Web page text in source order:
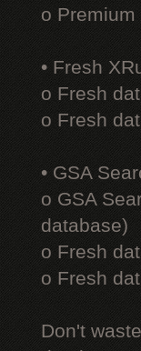
o
• Fresh
o Fresh
o Fresh
• GSA
o GSA
database)
o Fresh
o Fresh
Don't